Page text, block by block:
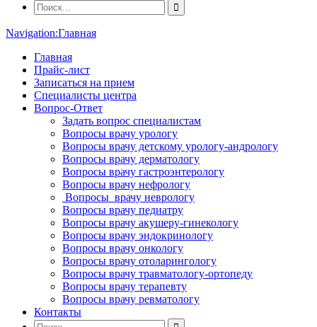
Navigation:Главная
Главная
Прайс-лист
Записаться на прием
Специалисты центра
Вопрос-Ответ
Задать вопрос специалистам
Вопросы врачу урологу
Вопросы врачу детскому урологу-андрологу
Вопросы врачу дерматологу
Вопросы врачу гастроэнтерологу
Вопросы врачу нефрологу
Вопросы врачу неврологу
Вопросы врачу педиатру
Вопросы врачу акушеру-гинекологу
Вопросы врачу эндокринологу
Вопросы врачу онкологу
Вопросы врачу отоларингологу
Вопросы врачу травматологу-ортопеду
Вопросы врачу терапевту
Вопросы врачу ревматологу
Контакты